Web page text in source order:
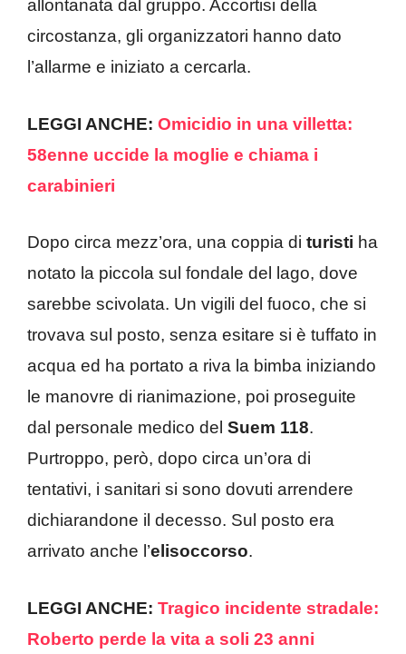
allontanata dal gruppo. Accortisi della
circostanza, gli organizzatori hanno dato
l’allarme e iniziato a cercarla.
LEGGI ANCHE: Omicidio in una villetta:
58enne uccide la moglie e chiama i
carabinieri
Dopo circa mezz’ora, una coppia di turisti ha
notato la piccola sul fondale del lago, dove
sarebbe scivolata. Un vigili del fuoco, che si
trovava sul posto, senza esitare si è tuffato in
acqua ed ha portato a riva la bimba iniziando
le manovre di rianimazione, poi proseguite
dal personale medico del Suem 118.
Purtroppo, però, dopo circa un’ora di
tentativi, i sanitari si sono dovuti arrendere
dichiarandone il decesso. Sul posto era
arrivato anche l’elisoccorso.
LEGGI ANCHE: Tragico incidente stradale:
Roberto perde la vita a soli 23 anni